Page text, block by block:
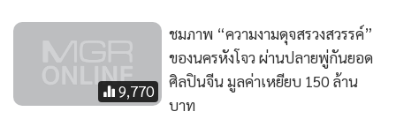
9,770
ชมภาพ “ความงามดุจสรวงสวรรค์”
ของนครหังโจว ผ่านปลายพู่กันยอด
ศิลปินจีน มูลค่าเหยียบ 150 ล้าน
บาท